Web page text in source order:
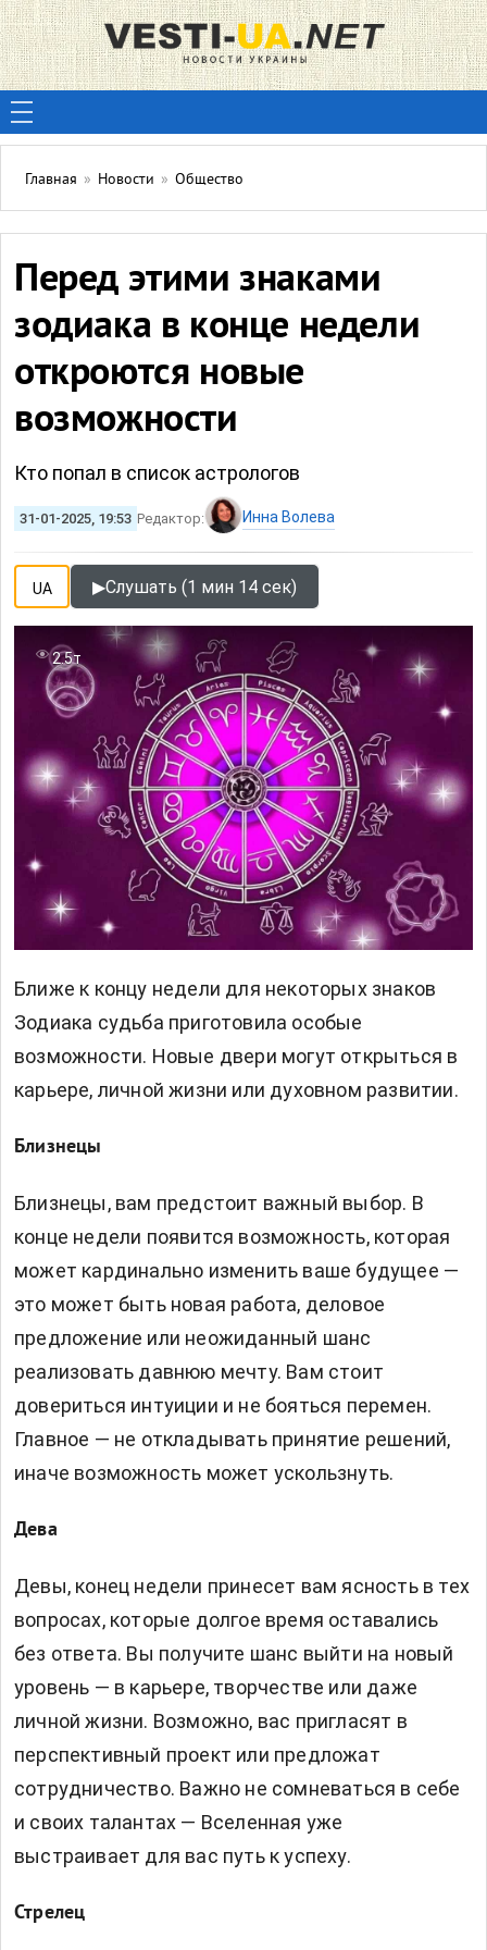
Главная » Новости » Общество
Перед этими знаками
зодиака в конце недели
откроются новые
возможности
Кто попал в список астрологов
31-01-2025, 19:53 Редактор: Инна Волева
UA ▶Слушать (1 мин 14 сек)
2.5т
Ближе к концу недели для некоторых знаков
Зодиака судьба приготовила особые
возможности. Новые двери могут открыться в
карьере, личной жизни или духовном развитии.
Близнецы
Близнецы, вам предстоит важный выбор. В
конце недели появится возможность, которая
может кардинально изменить ваше будущее —
это может быть новая работа, деловое
предложение или неожиданный шанс
реализовать давнюю мечту. Вам стоит
довериться интуиции и не бояться перемен.
Главное — не откладывать принятие решений,
иначе возможность может ускользнуть.
Дева
Девы, конец недели принесет вам ясность в тех
вопросах, которые долгое время оставались
без ответа. Вы получите шанс выйти на новый
уровень — в карьере, творчестве или даже
личной жизни. Возможно, вас пригласят в
перспективный проект или предложат
сотрудничество. Важно не сомневаться в себе
и своих талантах — Вселенная уже
выстраивает для вас путь к успеху.
Стрелец